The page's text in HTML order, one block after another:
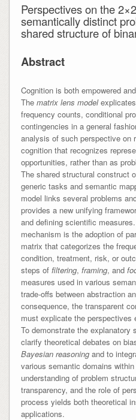
Perspectives on the
semantically distinct
shared structure of
Abstract
Cognition is both empowered
The matrix lens model
frequency counts, conditional
contingencies in a general
analysis of such perspective on
cognition that recognizes
opportunities, rather than as
The shared structural construct
generic tasks and semantic
model links several problems
provides a new unifying
and defining scientific
mechanism is the adoption of
matrix that categorizes the
condition, treatment, risk, or
steps of filtering, framing, and
measures used in various
trade-offs between abstraction
consequence, the transparent
must explicate the perspectives
To demonstrate the explanatory
clarify theoretical debates on
Bayesian reasoningand to
various semantic domains
understanding of problem
transparency, and the role of
process yields both theoretical
applications.